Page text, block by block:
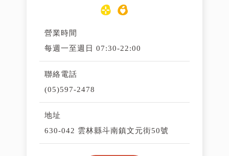
營業時間
每週一至週日 07:30-22:00
聯絡電話
(05)597-2478
地址
630-042 雲林縣斗南鎮文元街50號